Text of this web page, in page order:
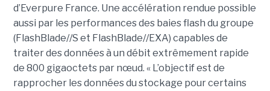
d’Everpure France. Une accélération rendue possible
aussi par les performances des baies flash du groupe
(FlashBlade//S et FlashBlade//EXA) capables de
traiter des données à un débit extrêmement rapide
de 800 gigaoctets par nœud. « L’objectif est de
rapprocher les données du stockage pour certains